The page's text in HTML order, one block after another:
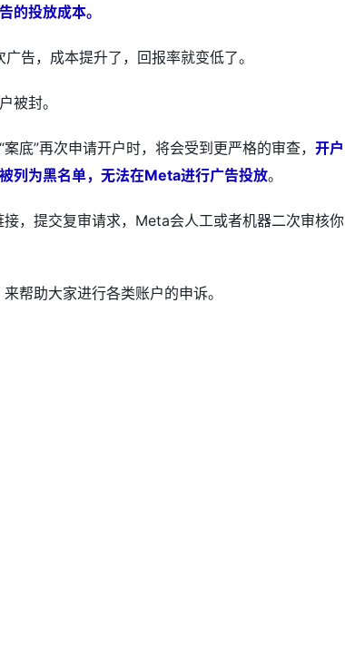
的投放成本。
告，成本提升了，回报率就变低了。
被封。
案底”再次申请开户时，将会受到更严格的审查， 开户
列为黑名单，无法在Meta进行广告投放。
，提交复审请求，Meta会人工或者机器二次审核你
帮助大家进行各类账户的申诉。